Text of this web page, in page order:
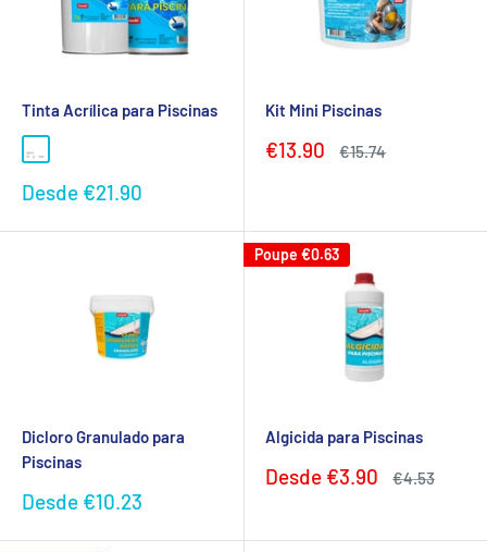
Tinta Acrílica para Piscinas
Preço
Desde €21.90
Kit Mini Piscinas
Preço
€13.90
Preço
€15.74
Dicloro Granulado para
Piscinas
Preço
Desde €10.23
Poupe €0.63
Algicida para Piscinas
Preço
Desde €3.90
Preço
€4.53